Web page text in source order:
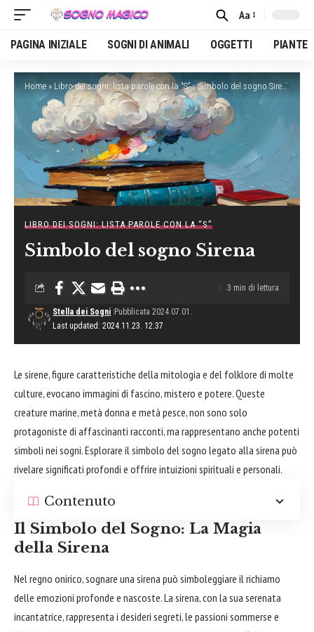
Font
Resizer
Aa
PAGINA INIZIALE SOGNI DI ANIMALI OGGETTI PIANTE
Home» Libro dei sogni: lista parole con la “S”»Simbolo del sogno Sirena
LIBRO DEI SOGNI: LISTA PAROLE CON LA “S”
Simbolo del sogno Sirena
Last updated: 2024.11.23. 12:37
Stella dei Sogni Pubblicata 2024.07.01.
3 min di lettura
Le sirene, figure caratteristiche della mitologia e del folklore di molte
culture, evocano immagini di fascino, mistero e potere. Queste
creature marine, metà donna e metà pesce, non sono solo
protagoniste di affascinanti racconti, ma rappresentano anche potenti
simboli nei sogni. Esplorare il simbolo del sogno legato alla sirena può
rivelare significati profondi e offrire intuizioni spirituali e personali.
Contenuto
Il Simbolo del Sogno: La Magia
della Sirena
Nel regno onirico, sognare una sirena può simboleggiare il richiamo
delle emozioni profonde e nascoste. La sirena, con la sua serenata
incantatrice, rappresenta i desideri segreti, le passioni sommerse e